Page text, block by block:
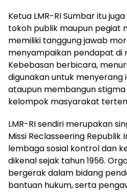
Ketua LMR-RI Sumbar itu
tokoh publik maupun pegiat
memiliki tanggung jawab
menyampaikan pendapat di
Kebebasan berbicara,
digunakan untuk menyerang
ataupun membangun
kelompok masyarakat
LMR-RI sendiri merupakan
Missi Reclasseering Republik
lembaga sosial kontrol dan
dikenal sejak tahun 1956.
bergerak dalam bidang
bantuan hukum, serta